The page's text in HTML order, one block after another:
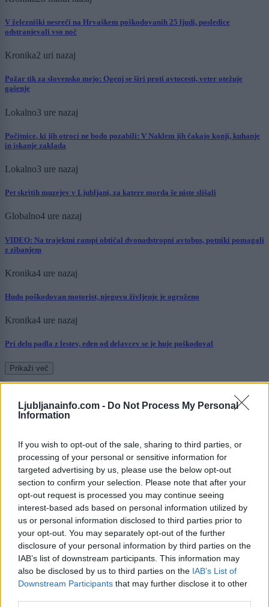
Ljubljanainfo.com - Do Not Process My Personal
Information
If you wish to opt-out of the sale, sharing to third parties, or
processing of your personal or sensitive information for
targeted advertising by us, please use the below opt-out
section to confirm your selection. Please note that after your
opt-out request is processed you may continue seeing
interest-based ads based on personal information utilized by
us or personal information disclosed to third parties prior to
your opt-out. You may separately opt-out of the further
disclosure of your personal information by third parties on the
IAB’s list of downstream participants. This information may
also be disclosed by us to third parties on the IAB’s List of
Downstream Participants that may further disclose it to other
V železniški nesreči na Hrvaškem poškodovanih 25 ljudi, posledice
odstranjevali vso noč
Kronika2 uri nazaj
Požar tik za slovensko mejo: Ogenj se širi proti avtocesti, veter otežuje
gašenje
Lokalno3 ure nazaj
Počitnice, ki jih otroci ne bodo pozabili: V Naklem jih čakajo konji, kuhanje
in iskanje zaklada
Lokalno3 ure nazaj
Pet skritih muzejev v Ljubljani, za katere morda še niste slišali
Globalno4 ure nazaj
VIDEO: Na trajektni rampi obtičal dvonadstropni avtobus, potniki pomagali
z zibanjem
Kronika4 ure nazaj
Hudo poškodovan motorist, njegovo življenje je ogroženo
Kronika4 ure nazaj
Pri delu padla z lestev, eden od delavcev se je huje poškodoval
Prikaži več
tedensko v svoj email nabiralnik prejmi pregled svežih novic.
E-naslov
CAPTCHA
Nisem robot
Naročite se
Imaš novico, informacijo, fotografijo ali video, ki bi nas utegnila
zanimati? Najboljše nagradimo.
Pošlji
Prijavi se na cajtng